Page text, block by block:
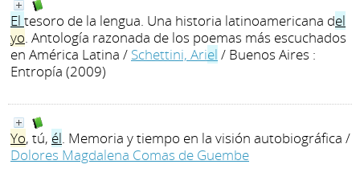
El tesoro de la lengua. Una historia latinoamericana del
yo. Antología razonada de los poemas más escuchados
en América Latina / Schettini, Ariel / Buenos Aires :
Entropía (2009)
Yo, tú, él. Memoria y tiempo en la visión autobiográfica /
Dolores Magdalena Comas de Guembe